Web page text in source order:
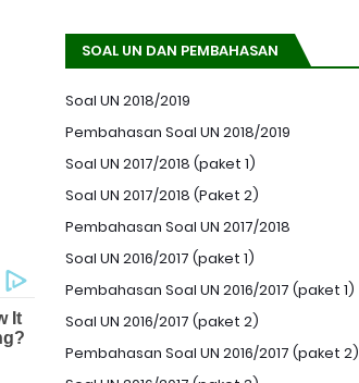
SOAL UN DAN PEMBAHASAN
Soal UN 2018/2019
Pembahasan Soal UN 2018/2019
Soal UN 2017/2018 (paket 1)
Soal UN 2017/2018 (Paket 2)
Pembahasan Soal UN 2017/2018
Soal UN 2016/2017 (paket 1)
Pembahasan Soal UN 2016/2017 (paket 1)
Soal UN 2016/2017 (paket 2)
Pembahasan Soal UN 2016/2017 (paket 2)